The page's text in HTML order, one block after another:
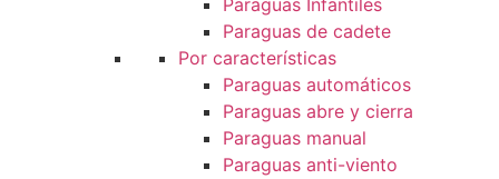
Paraguas Infantiles
Paraguas de cadete
Por características
Paraguas automáticos
Paraguas abre y cierra
Paraguas manual
Paraguas anti-viento